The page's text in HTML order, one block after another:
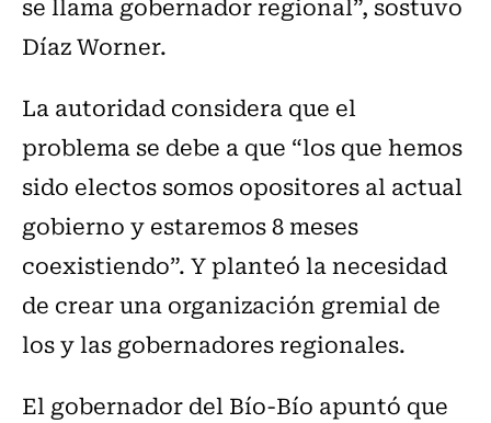
Díaz Worner.
La autoridad considera que el
problema se debe a que “los que hemos
sido electos somos opositores al actual
gobierno y estaremos 8 meses
coexistiendo”. Y planteó la necesidad
de crear una organización gremial de
los y las gobernadores regionales.
El gobernador del Bío-Bío apuntó que